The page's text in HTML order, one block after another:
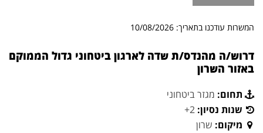
המשרות עודכנו בתאריך: 10/08/2026
דרוש/ה מהנדס/ת שדה לארגון ביטחוני גדול הממוקם
באזור השרון
תחום: מגזר ביטחוני
שנות נסיון: 2+
מיקום: שרון